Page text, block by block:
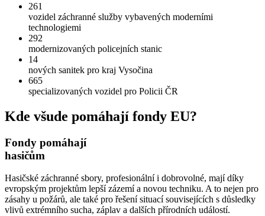
261
vozidel záchranné služby vybavených moderními
technologiemi
292
modernizovaných policejních stanic
14
nových sanitek pro kraj Vysočina
665
specializovaných vozidel pro Policii ČR
Kde všude pomáhají fondy EU?
Fondy pomáhají
hasičům
Hasičské záchranné sbory, profesionální i dobrovolné, mají díky
evropským projektům lepší zázemí a novou techniku. A to nejen pro
zásahy u požárů, ale také pro řešení situací souvisejících s důsledky
vlivů extrémního sucha, záplav a dalších přírodních událostí.